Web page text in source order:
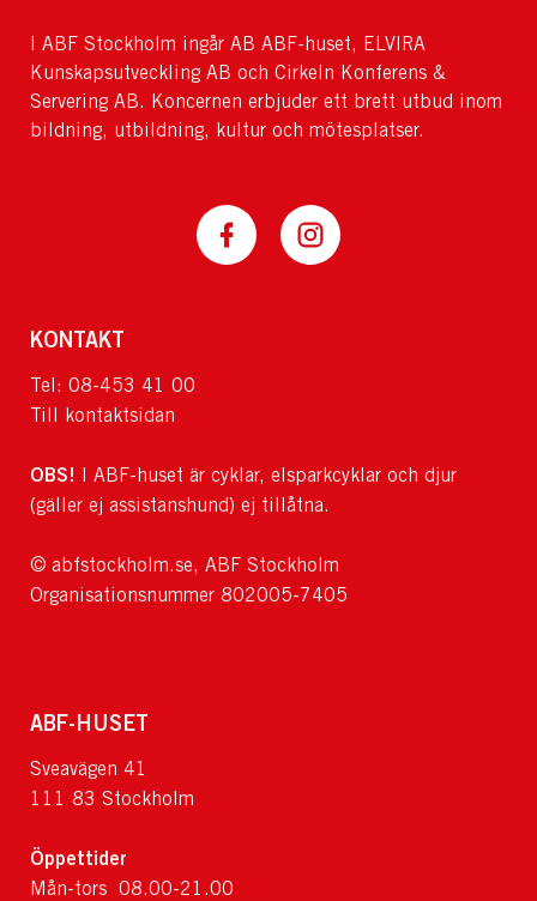
I ABF Stockholm ingår AB ABF-huset, ELVIRA
Kunskapsutveckling AB och Cirkeln Konferens &
Servering AB. Koncernen erbjuder ett brett utbud inom
bildning, utbildning, kultur och mötesplatser.
KONTAKT
Tel: 08-453 41 00
Till kontaktsidan
OBS! I ABF-huset är cyklar, elsparkcyklar och djur
(gäller ej assistanshund) ej tillåtna.
© abfstockholm.se, ABF Stockholm
Organisationsnummer 802005-7405
ABF-HUSET
Sveavägen 41
111 83 Stockholm
Öppettider
Mån-tors 08.00-21.00